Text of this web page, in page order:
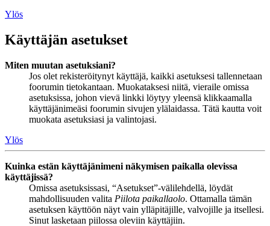
Ylös
Käyttäjän asetukset
Miten muutan asetuksiani?
Jos olet rekisteröitynyt käyttäjä, kaikki asetuksesi tallennetaan
foorumin tietokantaan. Muokataksesi niitä, vieraile omissa
asetuksissa, johon vievä linkki löytyy yleensä klikkaamalla
käyttäjänimeäsi foorumin sivujen ylälaidassa. Tätä kautta voit
muokata asetuksiasi ja valintojasi.
Ylös
Kuinka estän käyttäjänimeni näkymisen paikalla olevissa
käyttäjissä?
Omissa asetuksissasi, “Asetukset”-välilehdellä, löydät
mahdollisuuden valita Piilota paikallaolo. Ottamalla tämän
asetuksen käyttöön näyt vain ylläpitäjille, valvojille ja itsellesi.
Sinut lasketaan piilossa oleviin käyttäjiin.